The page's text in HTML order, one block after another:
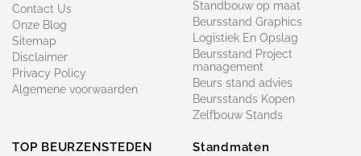
Contact Us
Onze Blog
Sitemap
Disclaimer
Privacy Policy
Algemene voorwaarden
Standbouw op maat​
Beursstand Graphics
Logistiek En Opslag
Beursstand Project
management
Beurs stand advies
Beursstands Kopen
Zelfbouw Stands
TOP BEURZENSTEDEN Standmaten